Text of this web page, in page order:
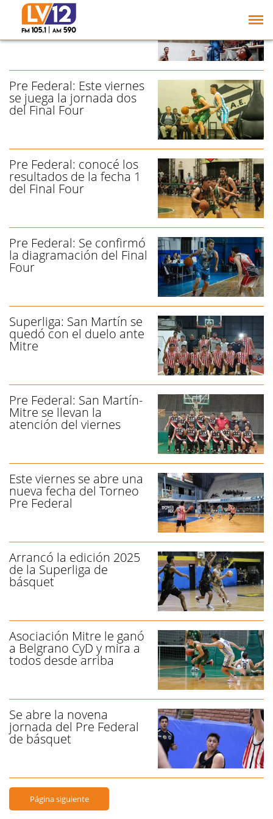
Pre Federal: Concepción
BB a un paso de ser
campeón
Pre Federal: Este viernes
se juega la jornada dos
del Final Four
Pre Federal: conocé los
resultados de la fecha 1
del Final Four
Pre Federal: Se confirmó
la diagramación del Final
Four
Superliga: San Martín se
quedó con el duelo ante
Mitre
Pre Federal: San Martín-
Mitre se llevan la
atención del viernes
Este viernes se abre una
nueva fecha del Torneo
Pre Federal
Arrancó la edición 2025
de la Superliga de
básquet
Asociación Mitre le ganó
a Belgrano CyD y mira a
todos desde arriba
Se abre la novena
jornada del Pre Federal
de básquet
Página siguiente